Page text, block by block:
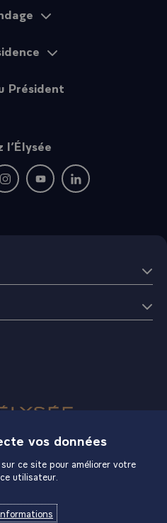
Président
l’Élysée
: rejoignez-nous sur Twitter
fenêtre : rejoignez-nous sur
Nouvelle fenêtre : rejoignez-nous
Nouvelle fenêtre :
Nouvelle fenêtre :
vos données
ce site pour améliorer votre
utilisateur.